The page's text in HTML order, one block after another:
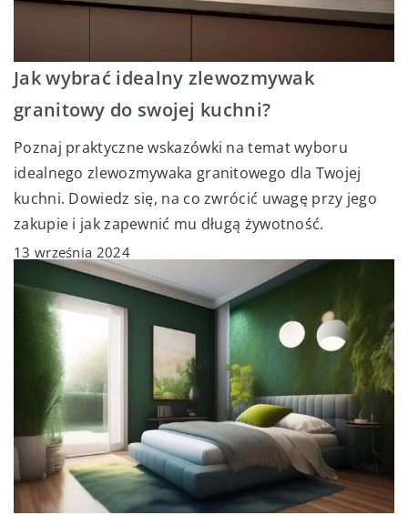
Jak wybrać idealny zlewozmywak
granitowy do swojej kuchni?
Poznaj praktyczne wskazówki na temat wyboru
idealnego zlewozmywaka granitowego dla Twojej
kuchni. Dowiedz się, na co zwrócić uwagę przy jego
zakupie i jak zapewnić mu długą żywotność.
13 września 2024